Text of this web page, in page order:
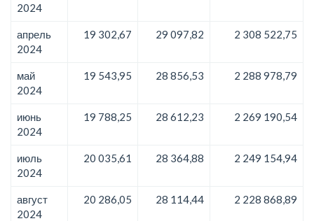
2024
апрель
2024
19 302,67 29 097,82 2 308 522,75
май
2024
19 543,95 28 856,53 2 288 978,79
июнь
2024
19 788,25 28 612,23 2 269 190,54
июль
2024
20 035,61 28 364,88 2 249 154,94
август
2024
20 286,05 28 114,44 2 228 868,89